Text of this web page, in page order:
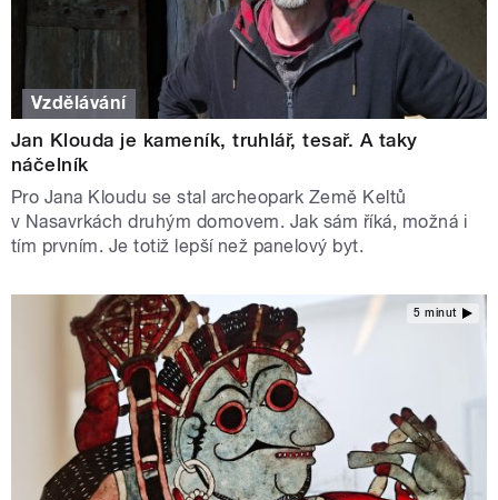
Vzdělávání
Jan Klouda je kameník, truhlář, tesař. A taky
náčelník
Pro Jana Kloudu se stal archeopark Země Keltů
v Nasavrkách druhým domovem. Jak sám říká, možná i
tím prvním. Je totiž lepší než panelový byt.
5 minut